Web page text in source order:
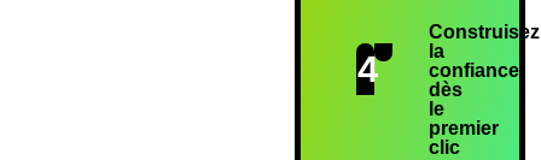
4
Construisez
la
confiance,
dès
le
premier
clic